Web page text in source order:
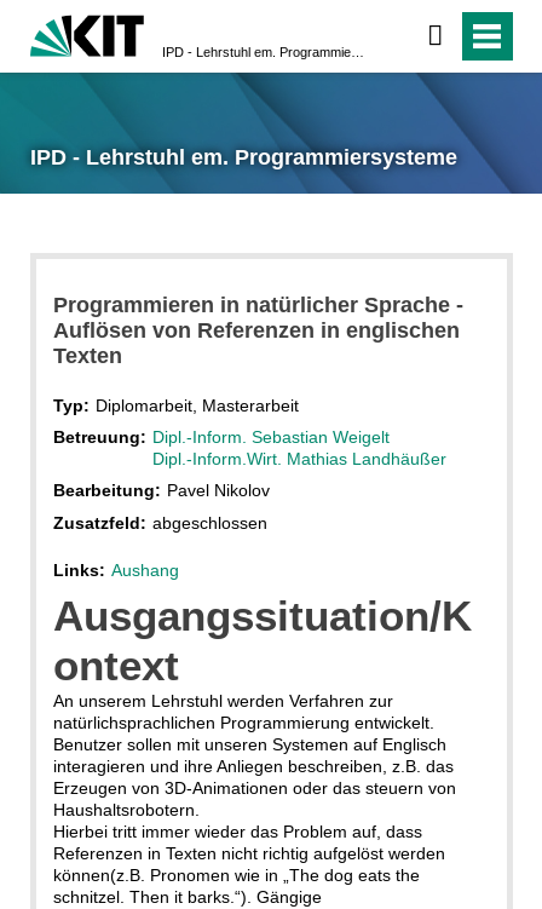
IPD - Lehrstuhl em. Programmiersysteme
Programmieren in natürlicher Sprache -
Auflösen von Referenzen in englischen
Texten
Typ: Diplomarbeit, Masterarbeit
Betreuung: Dipl.-Inform. Sebastian Weigelt
Dipl.-Inform.Wirt. Mathias Landhäußer
Bearbeitung: Pavel Nikolov
Zusatzfeld: abgeschlossen
Links: Aushang
Ausgangssituation/K
ontext
An unserem Lehrstuhl werden Verfahren zur
natürlichsprachlichen Programmierung entwickelt.
Benutzer sollen mit unseren Systemen auf Englisch
interagieren und ihre Anliegen beschreiben, z.B. das
Erzeugen von 3D-Animationen oder das steuern von
Haushaltsrobotern.
Hierbei tritt immer wieder das Problem auf, dass
Referenzen in Texten nicht richtig aufgelöst werden
können(z.B. Pronomen wie in „The dog eats the
schnitzel. Then it barks.“). Gängige